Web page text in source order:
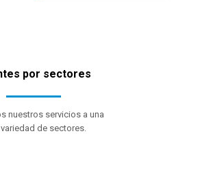
por sectores
nuestros servicios a una
de sectores.